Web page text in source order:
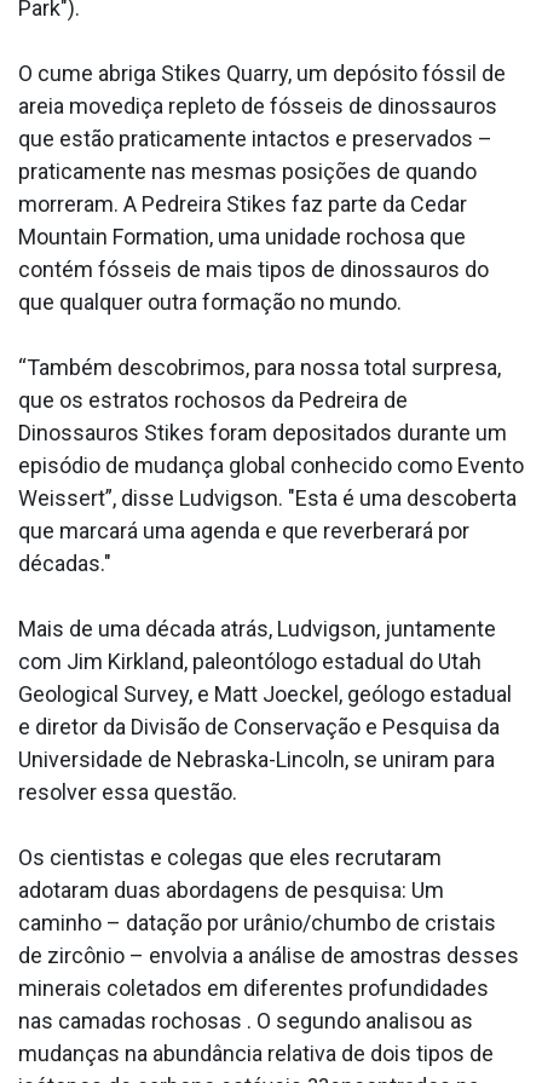
Park").
O cume abriga Stikes Quarry, um depósito fóssil de
areia movediça repleto de fósseis de dinossauros
que estão praticamente intactos e preservados –
praticamente nas mesmas posições de quando
morreram. A Pedreira Stikes faz parte da Cedar
Mountain Formation, uma unidade rochosa que
contém fósseis de mais tipos de dinossauros do
que qualquer outra formação no mundo.
“Também descobrimos, para nossa total surpresa,
que os estratos rochosos da Pedreira de
Dinossauros Stikes foram depositados durante um
episódio de mudança global conhecido como Evento
Weissert”, disse Ludvigson. "Esta é uma descoberta
que marcará uma agenda e que reverberará por
décadas."
Mais de uma década atrás, Ludvigson, juntamente
com Jim Kirkland, paleontólogo estadual do Utah
Geological Survey, e Matt Joeckel, geólogo estadual
e diretor da Divisão de Conservação e Pesquisa da
Universidade de Nebraska-Lincoln, se uniram para
resolver essa questão.
Os cientistas e colegas que eles recrutaram
adotaram duas abordagens de pesquisa: Um
caminho – datação por urânio/chumbo de cristais
de zircônio – envolvia a análise de amostras desses
minerais coletados em diferentes profundidades
nas camadas rochosas . O segundo analisou as
mudanças na abundância relativa de dois tipos de